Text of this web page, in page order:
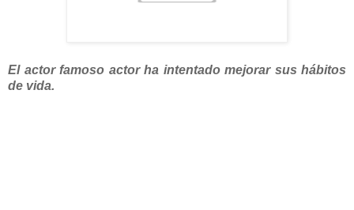
El actor famoso actor ha intentado mejorar sus hábitos
de vida.